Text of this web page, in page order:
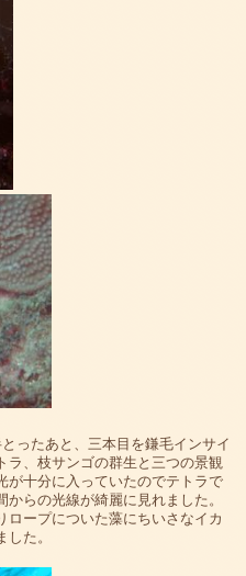
ったあと、三本目を鎌毛インサイ
ラ、枝サンゴの群生と三つの景観
が十分に入っていたのでテトラで
らの光線が綺麗に見れました。
ロープについた藻にちいさなイカ
た。